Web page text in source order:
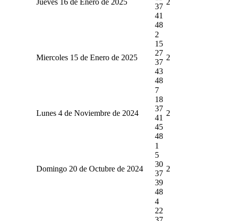
37
41
48
Miercoles 15 de Enero de 2025
2
15
27
37
43
48
2
Lunes 4 de Noviembre de 2024
7
18
37
41
45
48
2
Domingo 20 de Octubre de 2024
1
5
30
37
39
48
2
4
22